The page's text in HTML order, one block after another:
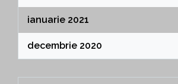
ianuarie 2021
decembrie 2020